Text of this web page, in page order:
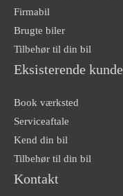
Firmabil
Brugte biler
Tilbehør til din bil
Eksisterende kunde
Book værksted
Serviceaftale
Kend din bil
Tilbehør til din bil
Kontakt